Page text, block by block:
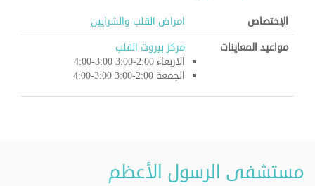
الإختصاص
امراض القلب والشرايين
مواعيد المعاينات
مركز بيروت القلب
الاربعاء 2:00-3:00 3:00-4:00
الجمعة 2:00-3:00 3:00-4:00
مستشفى الرسول الأعظم